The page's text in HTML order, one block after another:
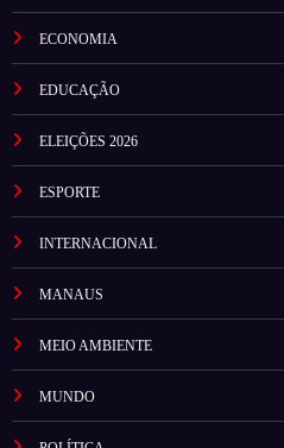
ECONOMIA
EDUCAÇÃO
ELEIÇÕES 2026
ESPORTE
INTERNACIONAL
MANAUS
MEIO AMBIENTE
MUNDO